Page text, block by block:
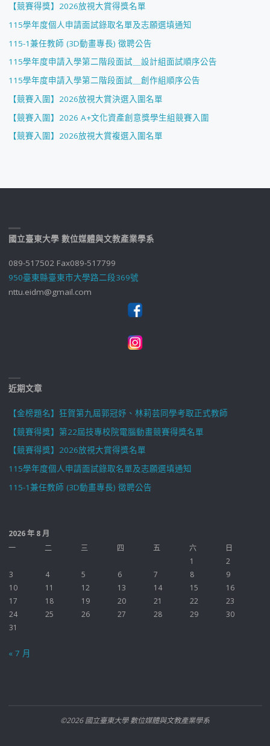
【競賽得獎】2026放視大賞得獎名單
115學年度個人申請面試錄取名單及志願選填通知
115-1兼任教師 (3D動畫專長) 徵聘公告
115學年度申請入學第二階段面試＿設計組面試順序公告
115學年度申請入學第二階段面試＿創作組順序公告
【競賽入圍】2026放視大賞決選入圍名單
【競賽入圍】2026 A+文化資產創意獎學生組競賽入圍
【競賽入圍】2026放視大賞複選入圍名單
國立臺東大學 數位媒體與文教產業學系
089-517502 Fax089-517799
950臺東縣臺東市大學路二段369號
nttu.eidm@gmail.com
近期文章
【金榜題名】狂賀第九屆郭冠妤、林莉芸同學考取正式教師
【競賽得獎】第22屆技專校院電腦動畫競賽得獎名單
【競賽得獎】2026放視大賞得獎名單
115學年度個人申請面試錄取名單及志願選填通知
115-1兼任教師 (3D動畫專長) 徵聘公告
2026 年 8 月
一
二 三 四 五 六
日
1
2
3
4 5 6 7 8
9
10
11 12 13 14 15
16
17
18 19 20 21 22
23
24
25 26 27 28 29
30
31
« 7 月
©2026 國立臺東大學 數位媒體與文教產業學系